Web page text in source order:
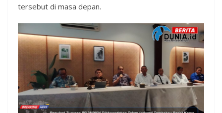
tersebut di masa depan.